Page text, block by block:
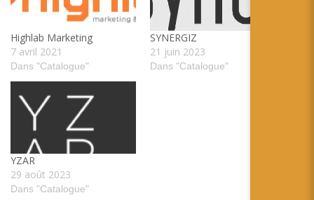
Highlab Marketing
7 avril 2021
Dans "Catalogue"
SYNERGIZ
21 juin 2023
Dans "Catalogue"
YZAR
29 août 2023
Dans "Catalogue"